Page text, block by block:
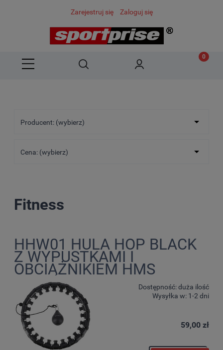
Zarejestruj się Zaloguj się
Producent: (wybierz)
Cena: (wybierz)
Fitness
HHW01 HULA HOP BLACK
Z WYPUSTKAMI I
OBCIĄŻNIKIEM HMS
Dostępność:duża ilość
Wysyłka w: 1-2 dni
59,00 zł